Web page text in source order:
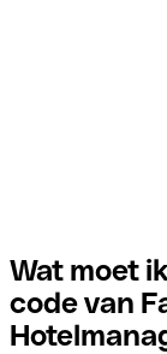
Wat moet
code van